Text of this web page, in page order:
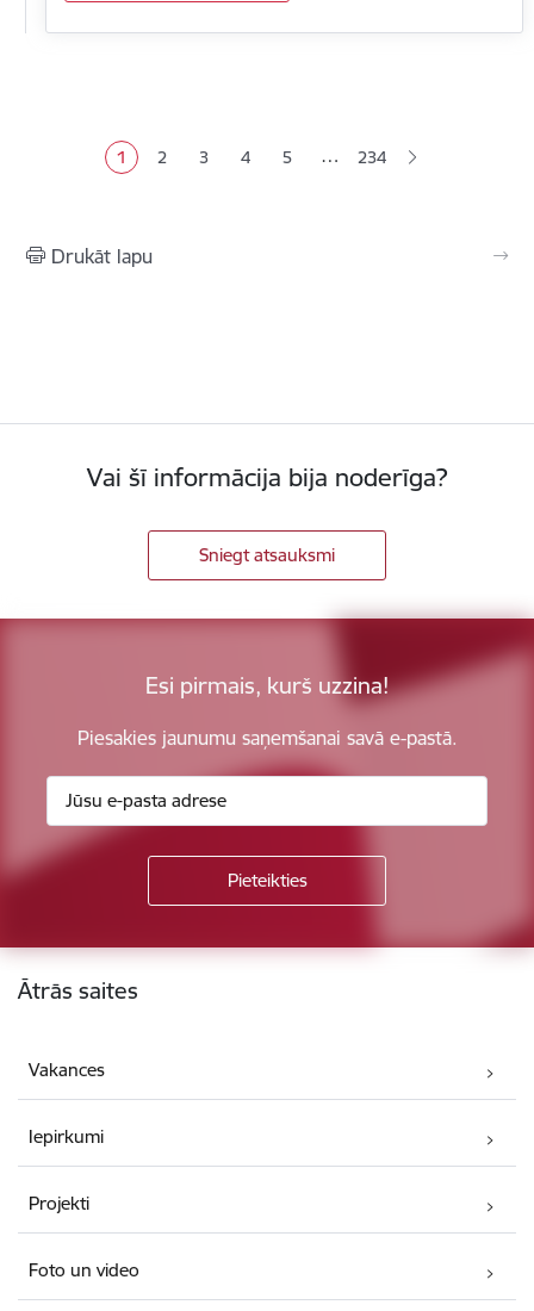
Pašreizējā lapa
1 Lapa
2 Lapa
3 Lapa
4 Lapa
5 … 234
Drukāt lapu
Vai šī informācija bija noderīga?
Sniegt atsauksmi
Esi pirmais, kurš uzzina!
Piesakies jaunumu saņemšanai savā e-pastā.
Kājene
Ātrās saites
Vakances
Iepirkumi
Projekti
Foto un video